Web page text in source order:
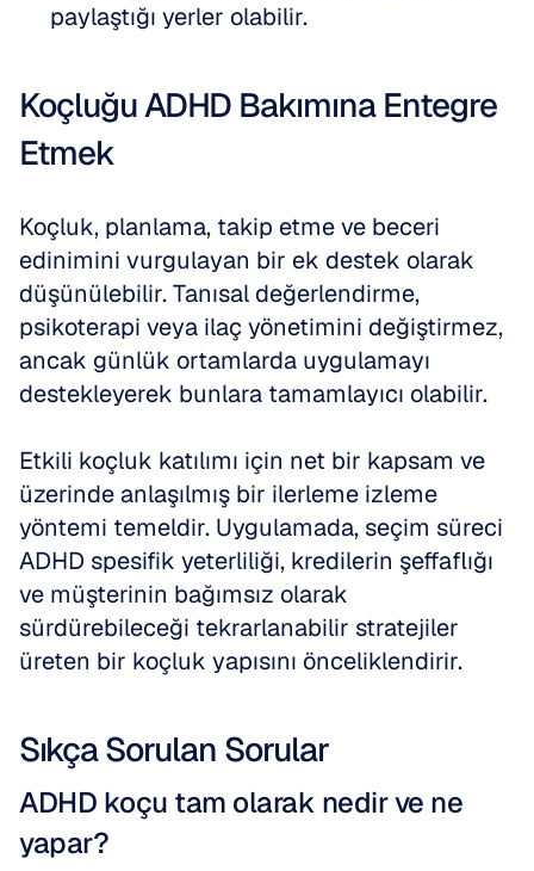
paylaştığı yerler olabilir.
Koçluğu ADHD Bakımına Entegre
Etmek
Koçluk, planlama, takip etme ve beceri
edinimini vurgulayan bir ek destek olarak
düşünülebilir. Tanısal değerlendirme,
psikoterapi veya ilaç yönetimini değiştirmez,
ancak günlük ortamlarda uygulamayı
destekleyerek bunlara tamamlayıcı olabilir.
Etkili koçluk katılımı için net bir kapsam ve
üzerinde anlaşılmış bir ilerleme izleme
yöntemi temeldir. Uygulamada, seçim süreci
ADHD spesifik yeterliliği, kredilerin şeffaflığı
ve müşterinin bağımsız olarak
sürdürebileceği tekrarlanabilir stratejiler
üreten bir koçluk yapısını önceliklendirir.
Sıkça Sorulan Sorular
ADHD koçu tam olarak nedir ve ne
yapar?